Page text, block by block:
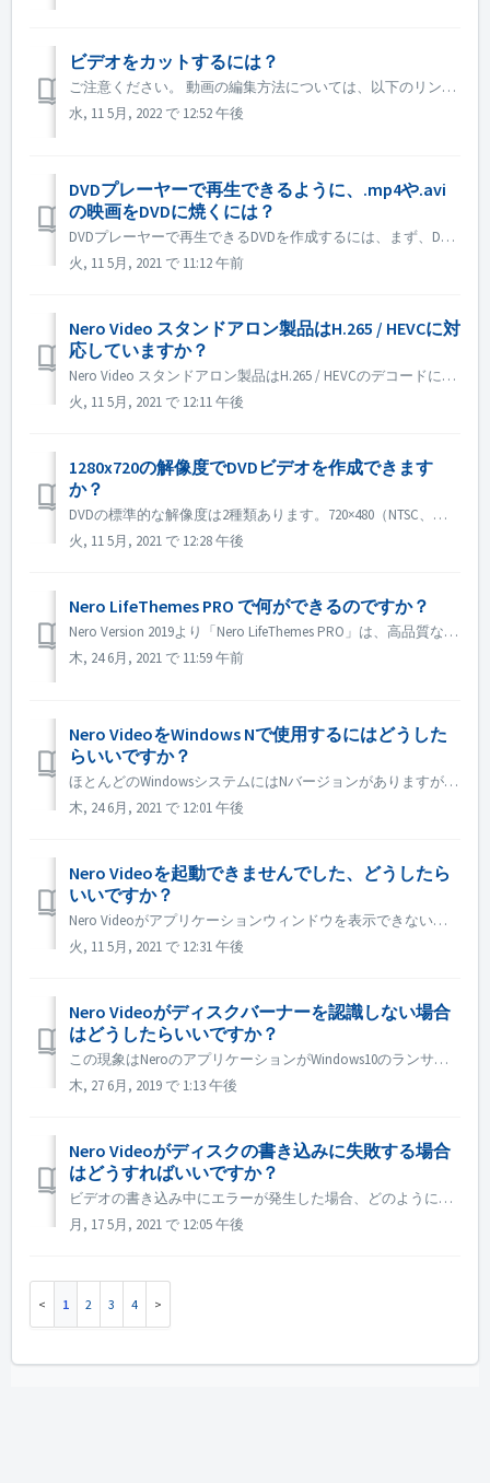
ビデオをカットするには？
ご注意ください。 動画の編集方法については、以下のリンクを参照してください。 動画を編集する 以下のリンクをクリックすると、縦型での動画編集についての詳細情報が表示されます。 縦向きで動画を編集する ピクチャー イン ピクチャー(PiP)の編集についての詳細は、次のリンクをクリックしてください。 ピクチャー...
水, 11 5月, 2022 で 12:52 午後
DVDプレーヤーで再生できるように、.mp4や.avi
の映画をDVDに焼くには？
DVDプレーヤーで再生できるDVDを作成するには、まず、DVDディスクにどのようなフォーマットが必要かを理解する必要があります。 DVDデータディスクとDVD-Videoディスクには、根本的な違いがあります。 DVDデータディスクには、あらゆる種類のデータコンテンツを入れることができますが、DVD-Vide...
火, 11 5月, 2021 で 11:12 午前
Nero Video スタンドアロン製品はH.265 / HEVCに対
応していますか？
Nero Video スタンドアロン製品はH.265 / HEVCのデコードに対応していません。 H.265 / HEVC デコーディングは Nero Platinum Suite でのみ可能です。
火, 11 5月, 2021 で 12:11 午後
1280x720の解像度でDVDビデオを作成できます
か？
DVDの標準的な解像度は2種類あります。720×480（NTSC、合計345,600画素）と720×576（PAL、合計414,720画素）の2種類で、アスペクト比は4:3と16:9があります。 1280×720以上の解像度で記録したい場合は、AVCHDやBlu rayディスクへの書き込みが必要です。 DV...
火, 11 5月, 2021 で 12:28 午後
Nero LifeThemes PRO で何ができるのですか？
Nero Version 2019より「Nero LifeThemes PRO」は、高品質なムービーテーマデザイン、ディスクメニューテンプレート、ロイヤリティーフリーの音楽を取り揃えており、ビデオやスライドショーのプロジェクトに活用できます。 Nero LifeThemes PRO を使えば、音楽、エフェク...
木, 24 6月, 2021 で 11:59 午前
Nero VideoをWindows Nで使用するにはどうした
らいいですか？
ほとんどのWindowsシステムにはNバージョンがありますが、これはシステムにWindows Media Playerが含まれていないことを意味します。 これらのWindows Nシステムでは、Nero Videoを実行するために、Windows Media Packを手動でインストールする必要があります。 ...
木, 24 6月, 2021 で 12:01 午後
Nero Videoを起動できませんでした、どうしたら
いいですか？
Nero Videoがアプリケーションウィンドウを表示できない原因はいくつか考えられます。Nero Videoが起動せず、MediaHomeが起動せず、Recodeが起動する場合は、以下の手順を実行してください。 1.コントロールパネルの「カラーマネージメント」を開きます。 2.詳細設定タブをクリッ...
火, 11 5月, 2021 で 12:31 午後
Nero Videoがディスクバーナーを認識しない場合
はどうしたらいいですか？
この現象はNeroのアプリケーションがWindows10のランサムウエア防止機能によりブロックされているために発生している可能性があります。 以下の手順を試してみてください。 １．Windowsスタートメニュを開きます。Windows全てのプログラムのWindowsセキュリティの上でクリックします。 ...
木, 27 6月, 2019 で 1:13 午後
Nero Videoがディスクの書き込みに失敗する場合
はどうすればいいですか？
ビデオの書き込み中にエラーが発生した場合、どのように対処すればよいでしょうか？ C:\ Users:\ [current user]\AppData\Roaming\Nero\[current Nero version]\Nero Vision, を開き、NeroBurnServerLog.txtとNeroV...
月, 17 5月, 2021 で 12:05 午後
1 2 3 4